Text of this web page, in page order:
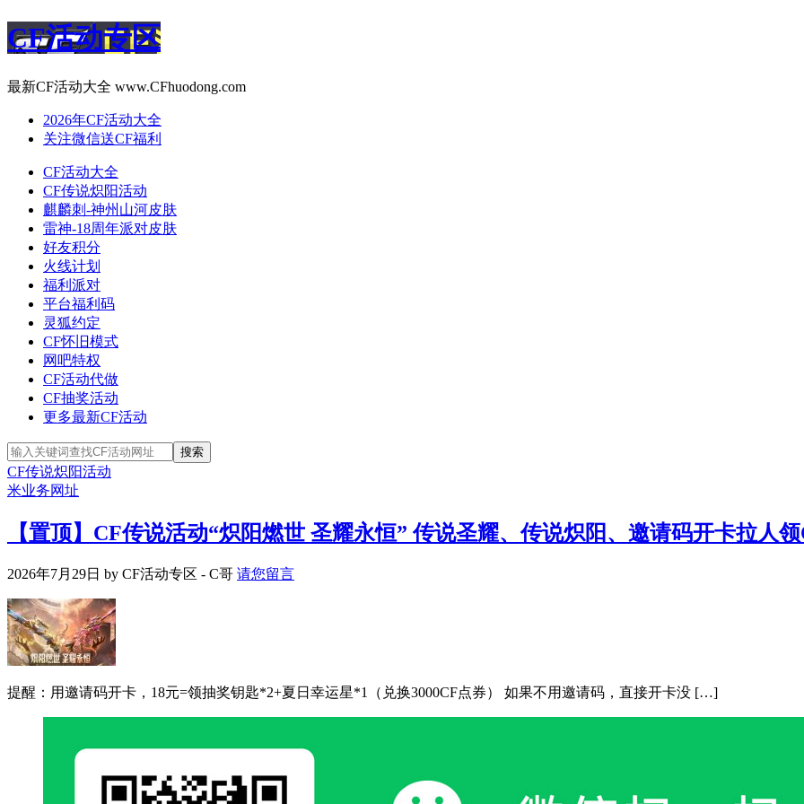
CF活动专区
最新CF活动大全 www.CFhuodong.com
2026年CF活动大全
关注微信送CF福利
CF活动大全
CF传说炽阳活动
麒麟刺-神州山河皮肤
雷神-18周年派对皮肤
好友积分
火线计划
福利派对
平台福利码
灵狐约定
CF怀旧模式
网吧特权
CF活动代做
CF抽奖活动
更多最新CF活动
CF传说炽阳活动
米业务网址
【置顶】CF传说活动“炽阳燃世 圣耀永恒” 传说圣耀、传说炽阳、邀请码开卡拉人
2026年7月29日 by CF活动专区 - C哥 请您留言
提醒：用邀请码开卡，18元=领抽奖钥匙*2+夏日幸运星*1（兑换3000CF点券） 如果不用邀请码，直接开卡没 […]